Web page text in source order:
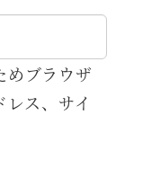
めブラウザ
ス、サイ